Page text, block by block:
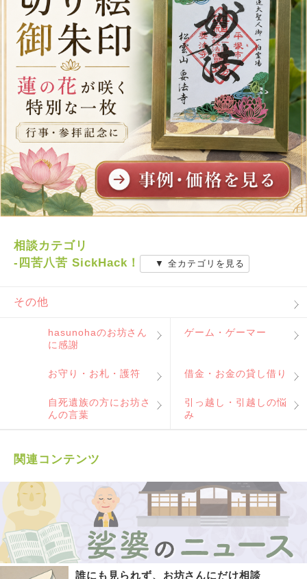
相談カテゴリ
-四苦八苦 SickHack！
▼ 全カテゴリを見る
その他
hasunohaのお坊さん
に感謝
ゲーム・ゲーマー
お守り・お札・護符 借金・お金の貸し借り
自死遺族の方にお坊さ
んの言葉
引っ越し・引越しの悩
み
関連コンテンツ
誰にも見られず、お坊さんにだけ相談